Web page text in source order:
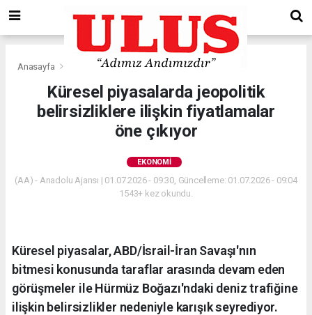
Anasayfa Ekonomi
Küresel piyasalarda jeopolitik
belirsizliklere ilişkin fiyatlamalar
öne çıkıyor
EKONOMI
(AA) - Anadolu Ajansı | 01.07.2026 - 09:30, Güncelleme: 01.07.2026 - 09:04
1543+ kez okundu.
Küresel piyasalar, ABD/İsrail-İran Savaşı'nın
bitmesi konusunda taraflar arasında devam eden
görüşmeler ile Hürmüz Boğazı'ndaki deniz trafiğine
ilişkin belirsizlikler nedeniyle karışık seyrediyor.